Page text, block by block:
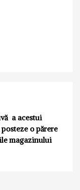
a acestui
o părere
magazinului